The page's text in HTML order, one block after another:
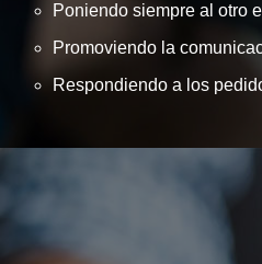
Poniendo siempre al otro
Promoviendo la
Respondiendo a los